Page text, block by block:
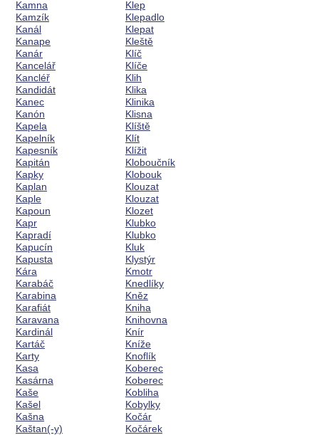
Kamna
Kamzík
Kanál
Kanape
Kanár
Kancelář
Kancléř
Kandidát
Kanec
Kanón
Kapela
Kapelník
Kapesník
Kapitán
Kapky
Kaplan
Kaple
Kapoun
Kapr
Kapradí
Kapucín
Kapusta
Kára
Karabáč
Karabina
Karafiát
Karavana
Kardinál
Kartáč
Karty
Kasa
Kasárna
Kaše
Kašel
Kašna
Kaštan(-y)
Klep
Klepadlo
Klepat
Kleště
Klíč
Klíče
Klih
Klika
Klinika
Klisna
Klíště
Klít
Klížit
Kloboučník
Klobouk
Klouzat
Klouzat
Klozet
Klubko
Klubko
Kluk
Klystýr
Kmotr
Knedlíky
Kněz
Kniha
Knihovna
Knír
Kníže
Knoflík
Koberec
Koberec
Kobliha
Kobylky
Kočár
Kočárek